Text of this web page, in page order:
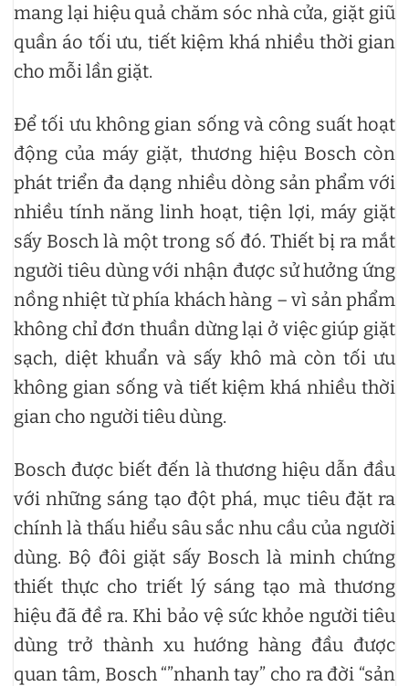
mang lại hiệu quả chăm sóc nhà cửa, giặt giũ
quần áo tối ưu, tiết kiệm khá nhiều thời gian
cho mỗi lần giặt.
Để tối ưu không gian sống và công suất hoạt
động của máy giặt, thương hiệu Bosch còn
phát triển đa dạng nhiều dòng sản phẩm với
nhiều tính năng linh hoạt, tiện lợi, máy giặt
sấy Bosch là một trong số đó. Thiết bị ra mắt
người tiêu dùng với nhận được sử hưởng ứng
nồng nhiệt từ phía khách hàng – vì sản phẩm
không chỉ đơn thuần dừng lại ở việc giúp giặt
sạch, diệt khuẩn và sấy khô mà còn tối ưu
không gian sống và tiết kiệm khá nhiều thời
gian cho người tiêu dùng.
Bosch được biết đến là thương hiệu dẫn đầu
với những sáng tạo đột phá, mục tiêu đặt ra
chính là thấu hiểu sâu sắc nhu cầu của người
dùng. Bộ đôi giặt sấy Bosch là minh chứng
thiết thực cho triết lý sáng tạo mà thương
hiệu đã đề ra. Khi bảo vệ sức khỏe người tiêu
dùng trở thành xu hướng hàng đầu được
quan tâm, Bosch “”nhanh tay” cho ra đời “sản